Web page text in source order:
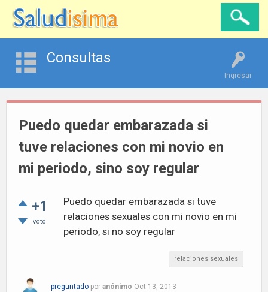
Ingresar
Consultas
Puedo quedar embarazada si
tuve relaciones con mi novio en
mi periodo, sino soy regular
+1
voto
Puedo quedar embarazada si tuve
relaciones sexuales con mi novio en mi
periodo, si no soy regular
relaciones sexuales
preguntado por anónimo Oct 13, 2013